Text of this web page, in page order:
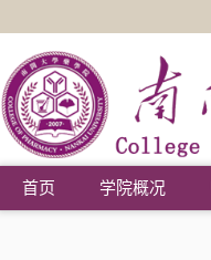
首页 学院概况